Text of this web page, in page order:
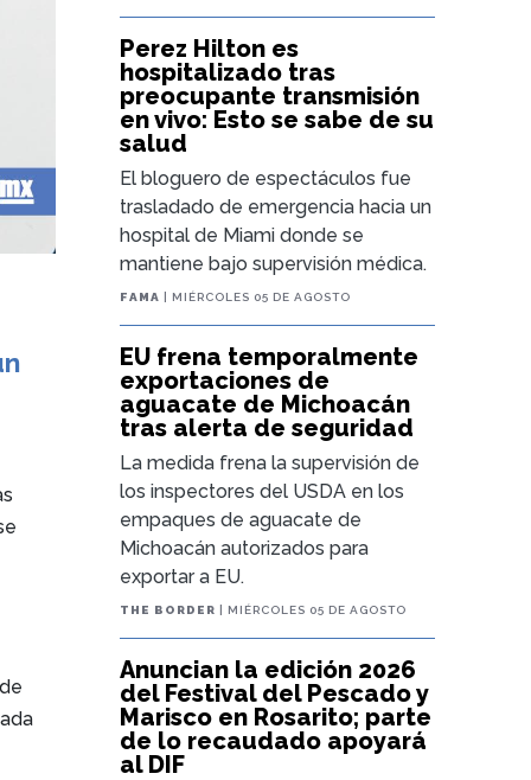
Perez Hilton es
hospitalizado tras
preocupante transmisión
en vivo: Esto se sabe de su
salud
El bloguero de espectáculos fue
trasladado de emergencia hacia un
hospital de Miami donde se
mantiene bajo supervisión médica.
FAMA | MIÉRCOLES 05 DE AGOSTO
EU frena temporalmente
exportaciones de
aguacate de Michoacán
tras alerta de seguridad
La medida frena la supervisión de
los inspectores del USDA en los
empaques de aguacate de
Michoacán autorizados para
exportar a EU.
THE BORDER | MIÉRCOLES 05 DE AGOSTO
Anuncian la edición 2026
del Festival del Pescado y
Marisco en Rosarito; parte
de lo recaudado apoyará
al DIF